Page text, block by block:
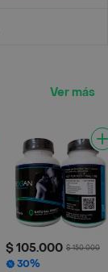
Ver más
$ 105.000 $ 150.000
30%